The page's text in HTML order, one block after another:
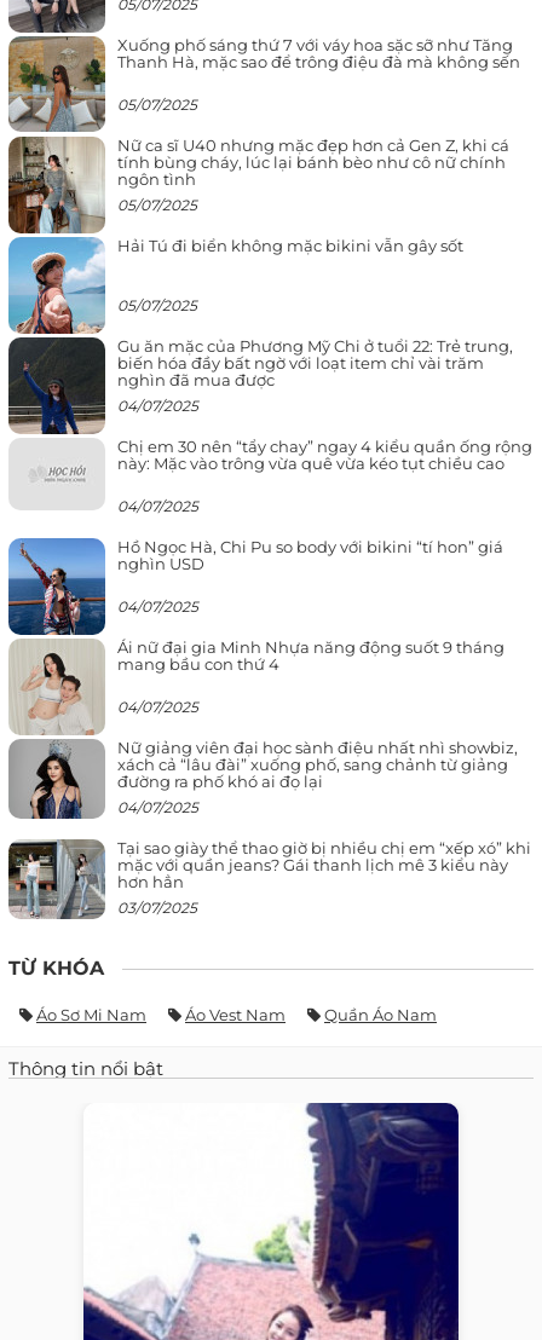
05/07/2025
Xuống phố sáng thứ 7 với váy hoa sặc sỡ như Tăng
Thanh Hà, mặc sao để trông điệu đà mà không sến
05/07/2025
Nữ ca sĩ U40 nhưng mặc đẹp hơn cả Gen Z, khi cá
tính bùng cháy, lúc lại bánh bèo như cô nữ chính
ngôn tình
05/07/2025
Hải Tú đi biển không mặc bikini vẫn gây sốt
05/07/2025
Gu ăn mặc của Phương Mỹ Chi ở tuổi 22: Trẻ trung,
biến hóa đầy bất ngờ với loạt item chỉ vài trăm
nghìn đã mua được
04/07/2025
Chị em 30 nên “tẩy chay” ngay 4 kiểu quần ống rộng
này: Mặc vào trông vừa quê vừa kéo tụt chiều cao
04/07/2025
Hồ Ngọc Hà, Chi Pu so body với bikini “tí hon” giá
nghìn USD
04/07/2025
Ái nữ đại gia Minh Nhựa năng động suốt 9 tháng
mang bầu con thứ 4
04/07/2025
Nữ giảng viên đại học sành điệu nhất nhì showbiz,
xách cả “lâu đài” xuống phố, sang chảnh từ giảng
đường ra phố khó ai đọ lại
04/07/2025
Tại sao giày thể thao giờ bị nhiều chị em “xếp xó” khi
mặc với quần jeans? Gái thanh lịch mê 3 kiểu này
hơn hẳn
03/07/2025
TỪ KHÓA
Áo Sơ Mi Nam Áo Vest Nam Quần Áo Nam
Thông tin nổi bật